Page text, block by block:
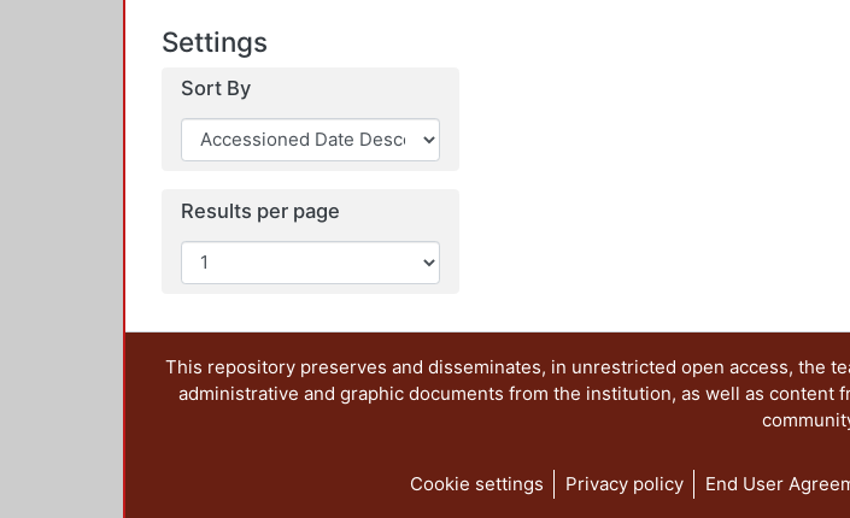
Settings
Sort By
Results per page
This repository preserves and disseminates, in unrestricted open access, the
administrative and graphic documents from the institution, as well as
Cookie settings Privacy policy End User